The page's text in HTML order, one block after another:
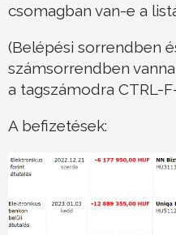
csomagban van-e a
(Belépési sorrendben
számsorrendben
a tagszámodra CTRL-
A befizetések: